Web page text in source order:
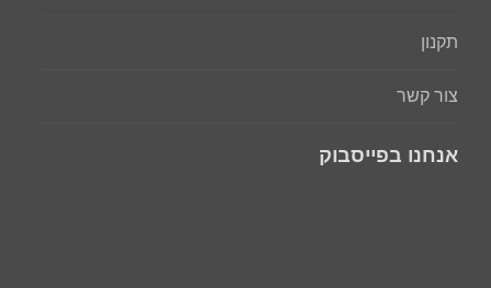
תקנון
צור קשר
אנחנו בפייסבוק